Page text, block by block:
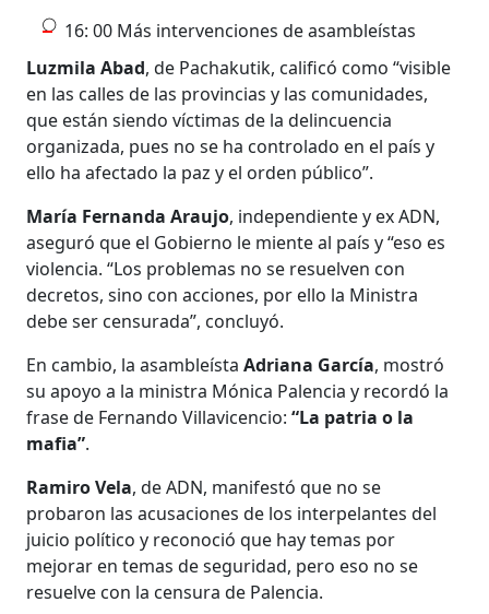
16: 00 Más intervenciones de asambleístas
Luzmila Abad, de Pachakutik, calificó como “visible
en las calles de las provincias y las comunidades,
que están siendo víctimas de la delincuencia
organizada, pues no se ha controlado en el país y
ello ha afectado la paz y el orden público”.
María Fernanda Araujo, independiente y ex ADN,
aseguró que el Gobierno le miente al país y “eso es
violencia. “Los problemas no se resuelven con
decretos, sino con acciones, por ello la Ministra
debe ser censurada”, concluyó.
En cambio, la asambleístaAdriana García, mostró
su apoyo a la ministra Mónica Palencia y recordó la
frase de Fernando Villavicencio:“La patria o la
mafia”.
Ramiro Vela, de ADN, manifestó que no se
probaron las acusaciones de los interpelantes del
juicio político y reconoció que hay temas por
mejorar en temas de seguridad, pero eso no se
resuelve con la censura de Palencia.